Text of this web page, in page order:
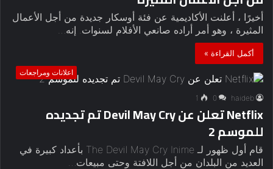
أخيرًا ، أعلنت الأكاديمية عن فئة أوسكار جديدة من أجل الأعمال
المثيرة ، وهو أمر أراده صانعي الأفلام لسنوات. إنه…
أكمل القراءة »
اعلانات ومراجعات
haideb
0
1
Netflix تعلن عن Devil May Cry تم تجديده
للموسم 2
قام أول ظهور لـ The Devil May Cry Inime بأعداد كبيرة في
العديد من البلدان من أجل اللافتة وحتى مبيعات…